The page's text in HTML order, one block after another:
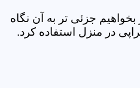
جزئی تر به آن نگاه
در منزل استفاده کرد.